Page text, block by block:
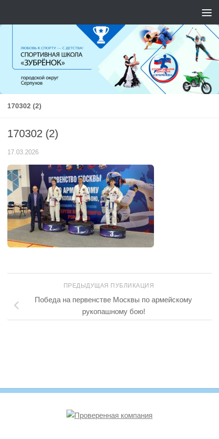
170302 (2)
170302 (2)
17.03.2026
ПРЕДЫДУЩАЯ ПУБЛИКАЦИЯ
Победа на первенстве Москвы по армейскому
рукопашному бою!